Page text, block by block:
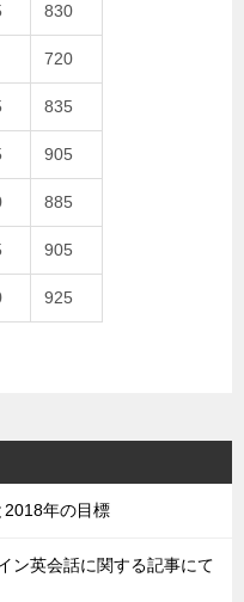
830
720
835
905
885
905
925
2018年の目標
ン英会話に関する記事にて